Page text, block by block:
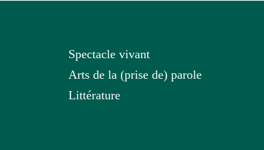
Spectacle vivant
Arts de la (prise de) parole
Littérature